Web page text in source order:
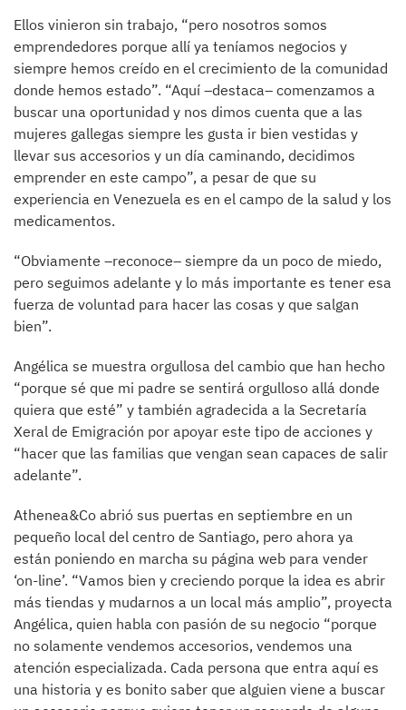
Ellos vinieron sin trabajo, “pero nosotros somos
emprendedores porque allí ya teníamos negocios y
siempre hemos creído en el crecimiento de la comunidad
donde hemos estado”. “Aquí –destaca– comenzamos a
buscar una oportunidad y nos dimos cuenta que a las
mujeres gallegas siempre les gusta ir bien vestidas y
llevar sus accesorios y un día caminando, decidimos
emprender en este campo”, a pesar de que su
experiencia en Venezuela es en el campo de la salud y los
medicamentos.
“Obviamente –reconoce– siempre da un poco de miedo,
pero seguimos adelante y lo más importante es tener esa
fuerza de voluntad para hacer las cosas y que salgan
bien”.
Angélica se muestra orgullosa del cambio que han hecho
“porque sé que mi padre se sentirá orgulloso allá donde
quiera que esté” y también agradecida a la Secretaría
Xeral de Emigración por apoyar este tipo de acciones y
“hacer que las familias que vengan sean capaces de salir
adelante”.
Athenea&Co abrió sus puertas en septiembre en un
pequeño local del centro de Santiago, pero ahora ya
están poniendo en marcha su página web para vender
‘on-line’. “Vamos bien y creciendo porque la idea es abrir
más tiendas y mudarnos a un local más amplio”, proyecta
Angélica, quien habla con pasión de su negocio “porque
no solamente vendemos accesorios, vendemos una
atención especializada. Cada persona que entra aquí es
una historia y es bonito saber que alguien viene a buscar